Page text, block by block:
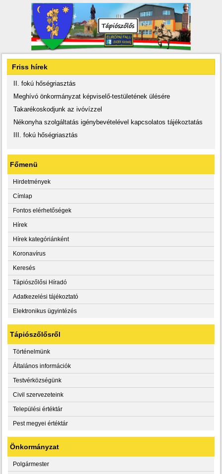
Friss hírek
II. fokú hőségriasztás
Meghívó önkormányzat képviselő-testületének ülésére
Takarékoskodjunk az ivóvízzel
Nékonyha szolgáltatás igénybevételével kapcsolatos tájékoztatás
III. fokú hőségriasztás
Főmenü
Hirdetmények
Címlap
Fontos elérhetőségek
Hírek
Hírek kategóriánként
Koronavírus
Keresés
Tápiószőlősi Híradó
Adatkezelési tájékoztató
Elektronikus ügyintézés
Tápiószőlősről
Történelmünk
Általános információk
Testvérközségünk
Civil szervezeteink
Települési értéktár
Pest megyei értéktár
Önkormányzat
Polgármester